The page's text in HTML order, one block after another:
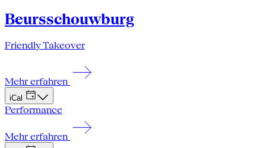
Beursschouwburg
Friendly Takeover
Mehr erfahren
iCal
Performance
Mehr erfahren